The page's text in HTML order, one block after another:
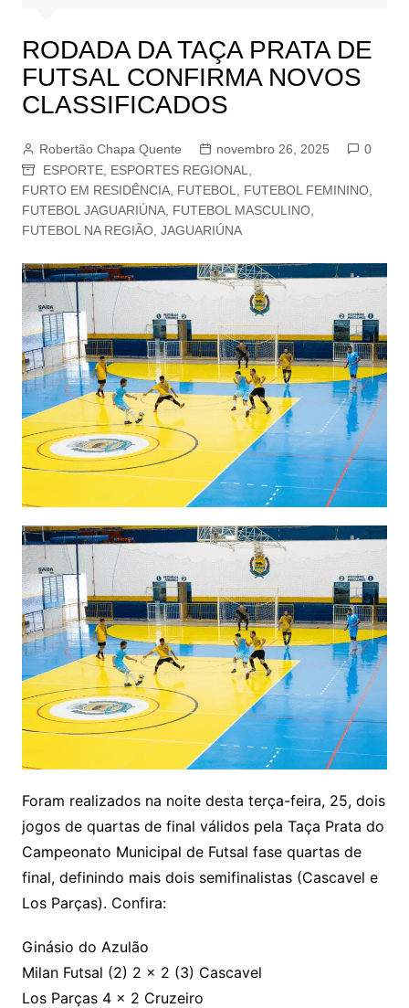
RODADA DA TAÇA PRATA DE
FUTSAL CONFIRMA NOVOS
CLASSIFICADOS
Robertão Chapa Quente novembro 26, 2025
0
ESPORTE, ESPORTES REGIONAL
FURTO EM RESIDÊNCIA, FUTEBOL FUTEBOL FEMININO,
FUTEBOL JAGUARIÚNA, FUTEBOL MASCULINO,
FUTEBOL NA REGIÃO, JAGUARIÚNA
Foram realizados na noite desta terça-feira, 25, dois
jogos de quartas de final válidos pela Taça Prata do
Campeonato Municipal de Futsal fase quartas de
final, definindo mais dois semifinalistas (Cascavel e
Los Parças). Confira:
Ginásio do Azulão
Milan Futsal (2) 2 x 2 (3) Cascavel
Los Parças 4 x 2 Cruzeiro